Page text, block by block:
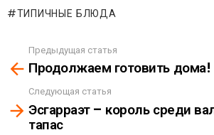
ТИПИЧНЫЕ БЛЮДА
See
more
Предыдущая статья
Продолжаем готовить дома!
Следующая статья
Эсгарраэт – король среди
тапас